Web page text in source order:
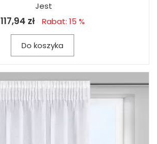
Jest
117,94 zł Rabat: 15 %
Do koszyka